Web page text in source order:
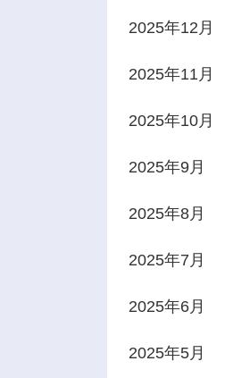
2025年12月
2025年11月
2025年10月
2025年9月
2025年8月
2025年7月
2025年6月
2025年5月